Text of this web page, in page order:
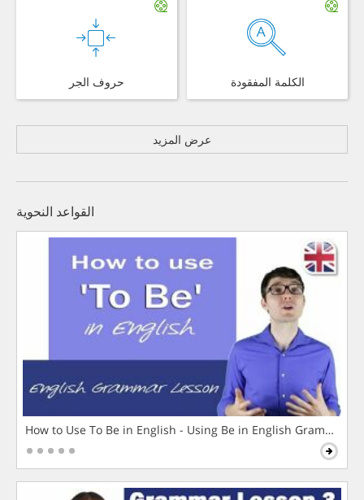
حروف الجر الكلمة المفقودة
عرض المزيد
القواعد النحوية
How to Use To Be in English - Using Be in English Grammar